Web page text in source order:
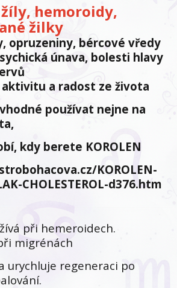
hemoroidy,
žilky
opruzeniny, bércové vředy
únava, bolesti hlavy
a radost ze života
používat nejne na
kdy berete KOROLEN
KOROLEN-
CHOLESTEROL-d376.htm
při hemeroidech.
migrénách
urychluje regeneraci po